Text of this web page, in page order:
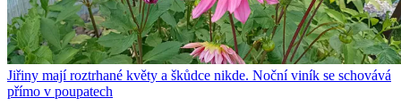
Jiřiny mají roztrhané květy a škůdce nikde. Noční viník se schovává
přímo v poupatech